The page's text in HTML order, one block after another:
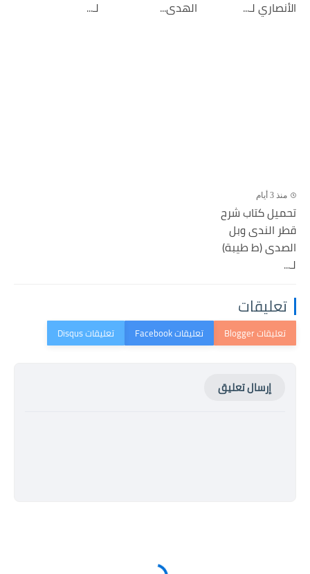
الأنصاري لـ...
الهدى...
لـ...
منذ 3 أيام
تحميل كتاب شرح
قطر الندى وبل
الصدى (ط طيبة)
لـ...
تعليقات
إرسال تعليق